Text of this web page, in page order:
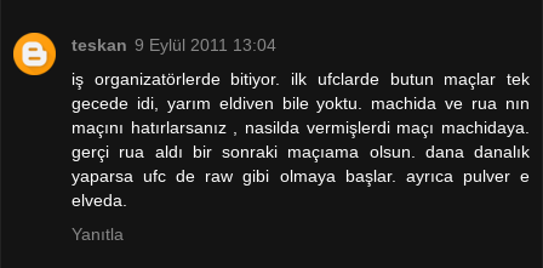
teskan 9 Eylül 2011 13:04
iş organizatörlerde bitiyor. ilk ufclarde butun maçlar tek
gecede idi, yarım eldiven bile yoktu. machida ve rua nın
maçını hatırlarsanız , nasilda vermişlerdi maçı machidaya.
gerçi rua aldı bir sonraki maçıama olsun. dana danalık
yaparsa ufc de raw gibi olmaya başlar. ayrıca pulver e
elveda.
Yanıtla